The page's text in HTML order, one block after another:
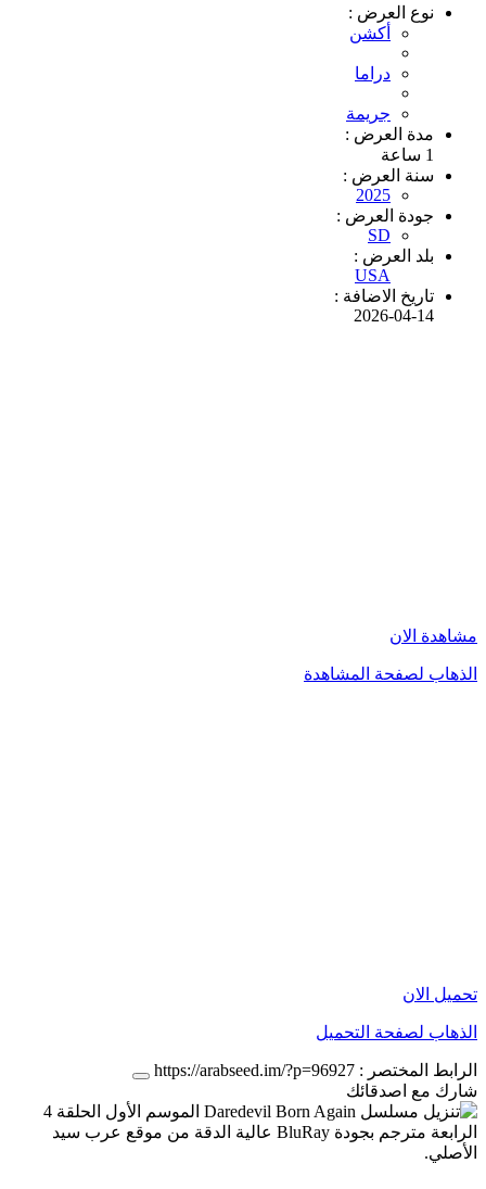
نوع العرض :
أكشن
دراما
جريمة
مدة العرض :
1 ساعة
سنة العرض :
2025
جودة العرض :
SD
بلد العرض :
USA
تاريخ الاضافة :
2026-04-14
مشاهدة الان
الذهاب لصفحة المشاهدة
تحميل الان
الذهاب لصفحة التحميل
الرابط المختصر : https://arabseed.im/?p=96927
شارك مع اصدقائك